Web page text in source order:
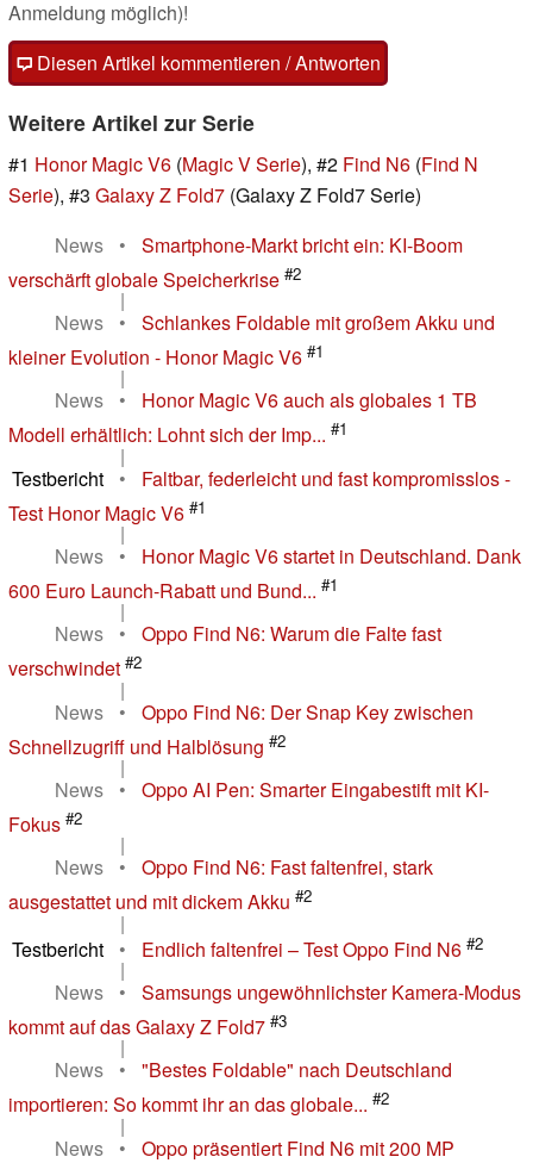
Anmeldung möglich)!
Diesen Artikel kommentieren / Antworten
Weitere Artikel zur Serie
#1 Honor Magic V6 (Magic V Serie), #2 Find N6 (Find N
Serie), #3 Galaxy Z Fold7 (Galaxy Z Fold7 Serie)
News
•
Smartphone-Markt bricht ein: KI-Boom
verschärft globale Speicherkrise #2
|
News
•
Schlankes Foldable mit großem Akku und
kleiner Evolution - Honor Magic V6 #1
|
News
•
Honor Magic V6 auch als globales 1 TB
Modell erhältlich: Lohnt sich der Imp... #1
|
Testbericht
•
Faltbar, federleicht und fast kompromisslos -
Test Honor Magic V6 #1
|
News
•
Honor Magic V6 startet in Deutschland. Dank
600 Euro Launch-Rabatt und Bund... #1
|
News
•
Oppo Find N6: Warum die Falte fast
verschwindet #2
|
News
•
Oppo Find N6: Der Snap Key zwischen
Schnellzugriff und Halblösung #2
|
News
•
Oppo AI Pen: Smarter Eingabestift mit KI-
Fokus #2
|
News
•
Oppo Find N6: Fast faltenfrei, stark
ausgestattet und mit dickem Akku #2
|
Testbericht
• Endlich faltenfrei – Test Oppo Find N6 #2
|
News
•
Samsungs ungewöhnlichster Kamera-Modus
kommt auf das Galaxy Z Fold7 #3
|
News
•
"Bestes Foldable" nach Deutschland
importieren: So kommt ihr an das globale... #2
|
News
•
Oppo präsentiert Find N6 mit 200 MP